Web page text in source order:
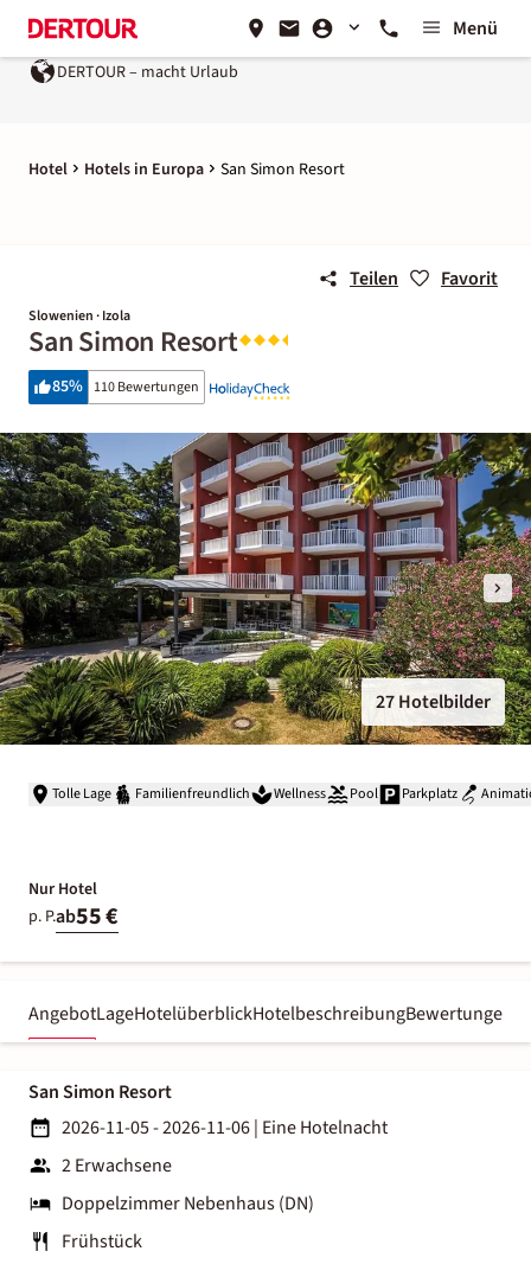
Menü
– macht Urlaub Ein Unternehmen der
Hotel Hotels in Europa San Simon Resort
Teilen Favorit
Slowenien · Izola
San Simon Resort
85% 110 Bewertungen
27 Hotelbilder
Tolle Lage Familienfreundlich Wellness Pool Parkplatz
Nur Hotel
p. P.ab55 €
AngebotLageHotelüberblickHotelbeschreibungBewertungen
San Simon Resort
2026-11-05 - 2026-11-06| Eine Hotelnacht
2 Erwachsene
Doppelzimmer Nebenhaus (DN)
Frühstück